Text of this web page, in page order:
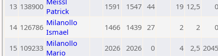
13 138900 Patrick
1591 1547 44 19 12,5 0
14 126786 Milanollo
Ismael
1466 1439 27 2 2 0
15 109233 Milanollo
Mario
2026 2026 0 4 2,5 2045